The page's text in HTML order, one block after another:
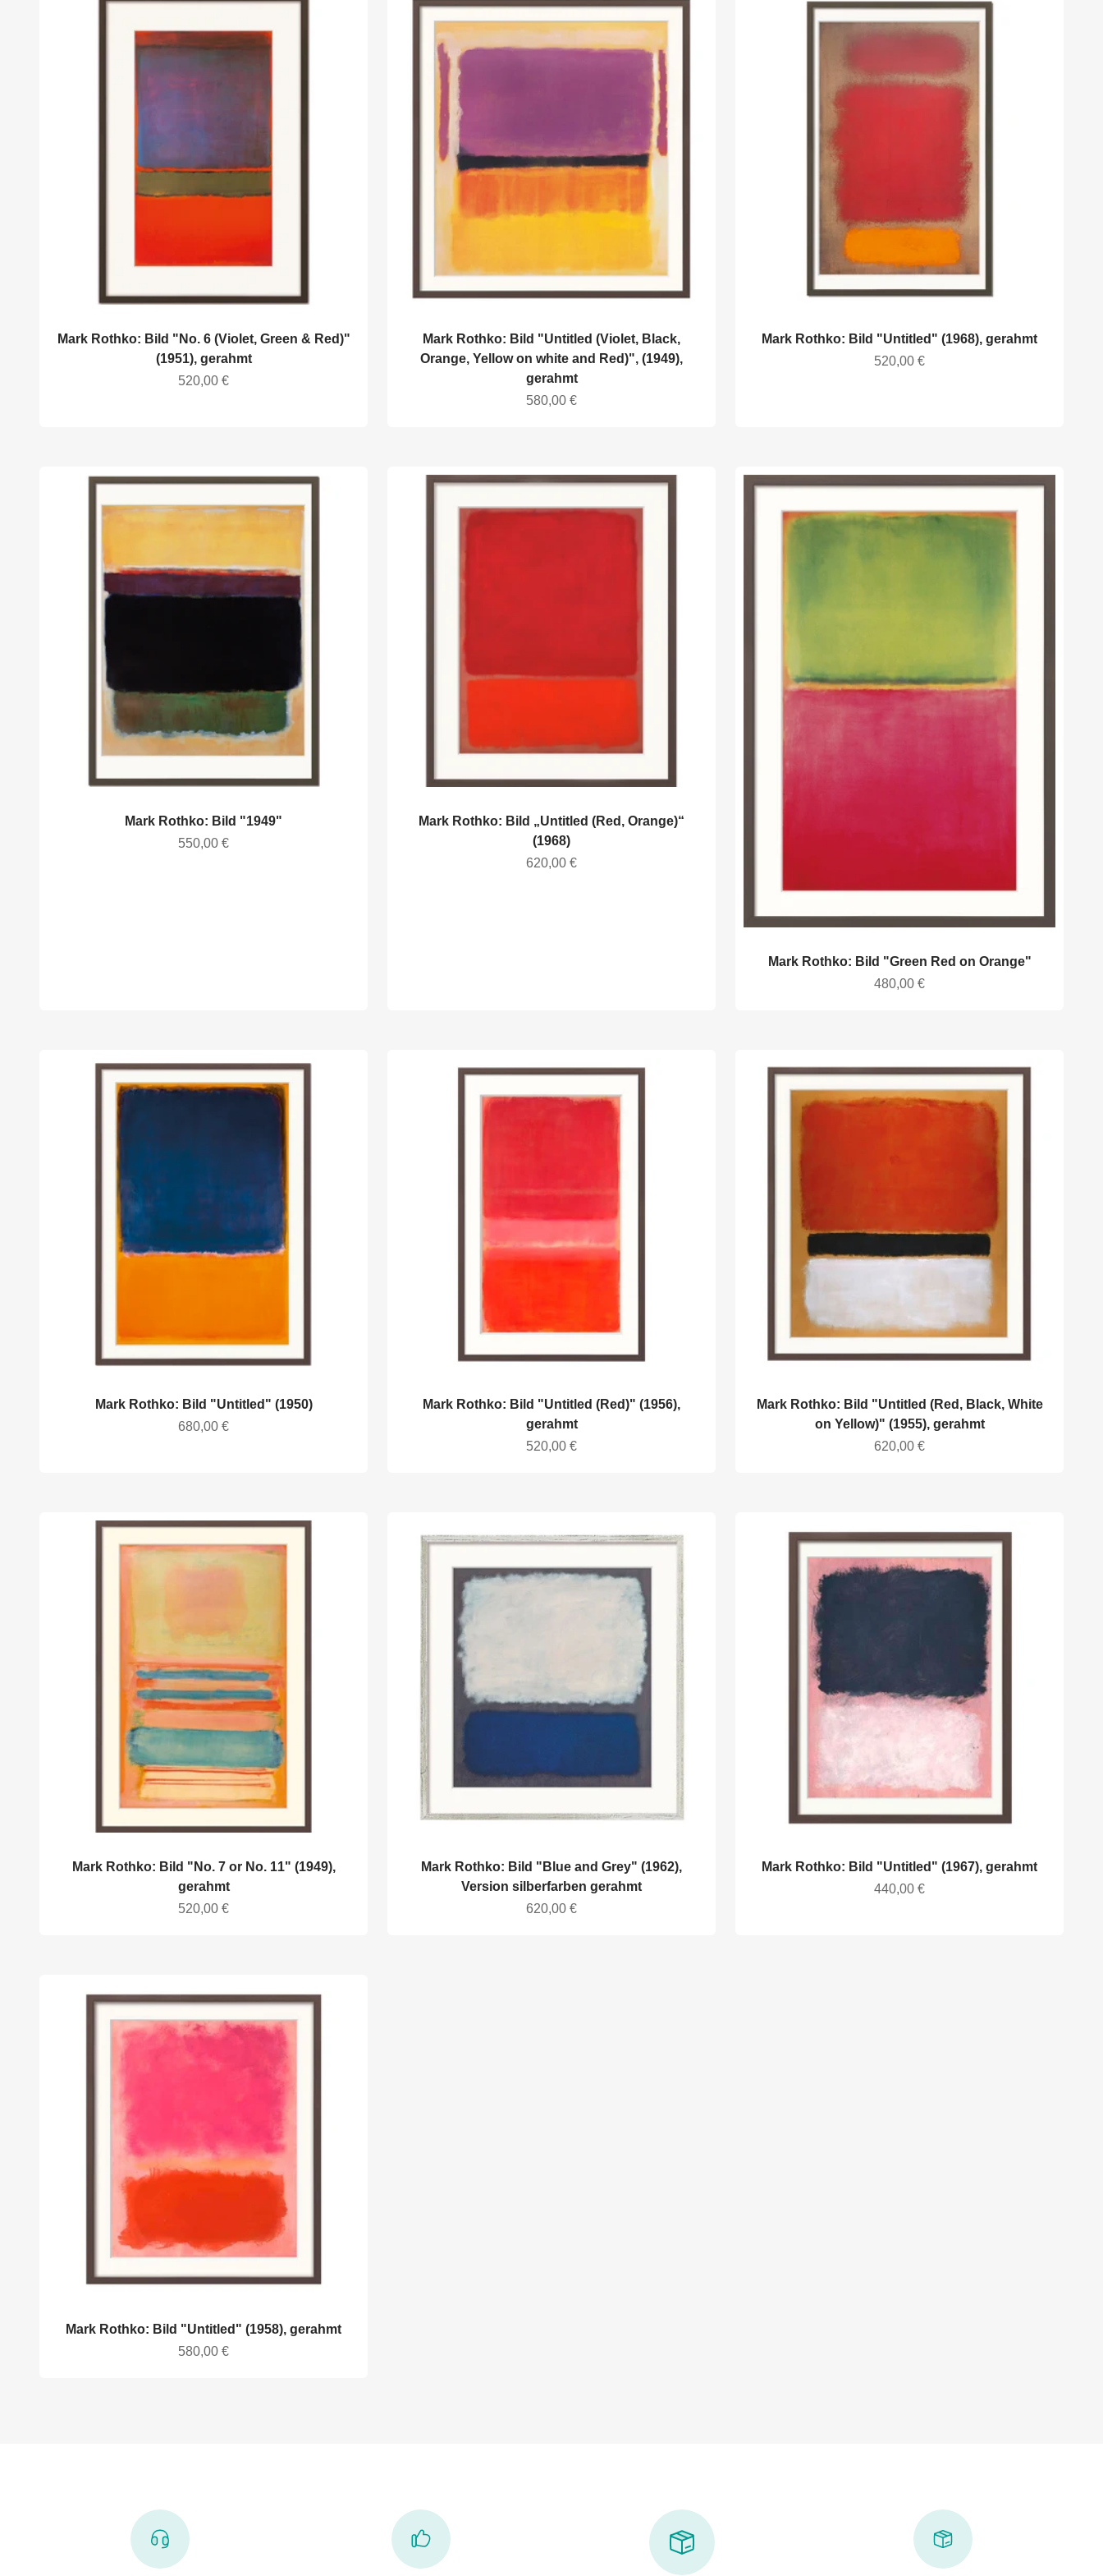
Mark Rothko: Bild "No. 6 (Violet, Green & Red)"
(1951), gerahmt
Angebot
520,00 €
Mark Rothko: Bild "Untitled (Violet, Black,
Orange, Yellow on white and Red)", (1949),
gerahmt
Angebot
580,00 €
Mark Rothko: Bild "Untitled" (1968), gerahmt
Angebot
520,00 €
Mark Rothko: Bild "1949"
Angebot
550,00 €
Mark Rothko: Bild „Untitled (Red, Orange)“
(1968)
Angebot
620,00 €
Mark Rothko: Bild "Green Red on Orange"
Angebot
480,00 €
Mark Rothko: Bild "Untitled" (1950)
Angebot
680,00 €
Mark Rothko: Bild "Untitled (Red)" (1956),
gerahmt
Angebot
520,00 €
Mark Rothko: Bild "Untitled (Red, Black, White
on Yellow)" (1955), gerahmt
Angebot
620,00 €
Mark Rothko: Bild "No. 7 or No. 11" (1949),
gerahmt
Angebot
520,00 €
Mark Rothko: Bild "Blue and Grey" (1962),
Version silberfarben gerahmt
Angebot
620,00 €
Mark Rothko: Bild "Untitled" (1967), gerahmt
Angebot
440,00 €
Mark Rothko: Bild "Untitled" (1958), gerahmt
Angebot
580,00 €